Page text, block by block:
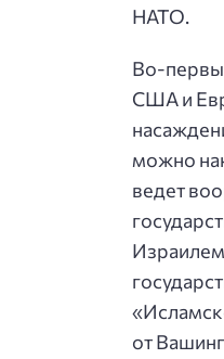
НАТО.
Во-
США и
можно
ведет
от